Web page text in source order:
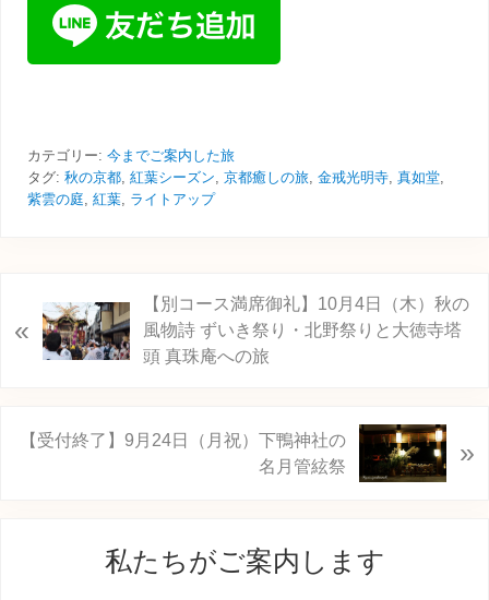
カテゴリー: 今までご案内した旅
タグ: 秋の京都, 紅葉シーズン, 京都癒しの旅, 金戒光明寺, 真如堂,
紫雲の庭, 紅葉, ライトアップ
の
«
【別コース満席御礼】10月4日（木）秋の
風物詩 ずいき祭り・北野祭りと大徳寺塔
頭 真珠庵への旅
次【受付終了】9月24日（月祝）下鴨神社の
名月管絃祭
»
私たちがご案内します